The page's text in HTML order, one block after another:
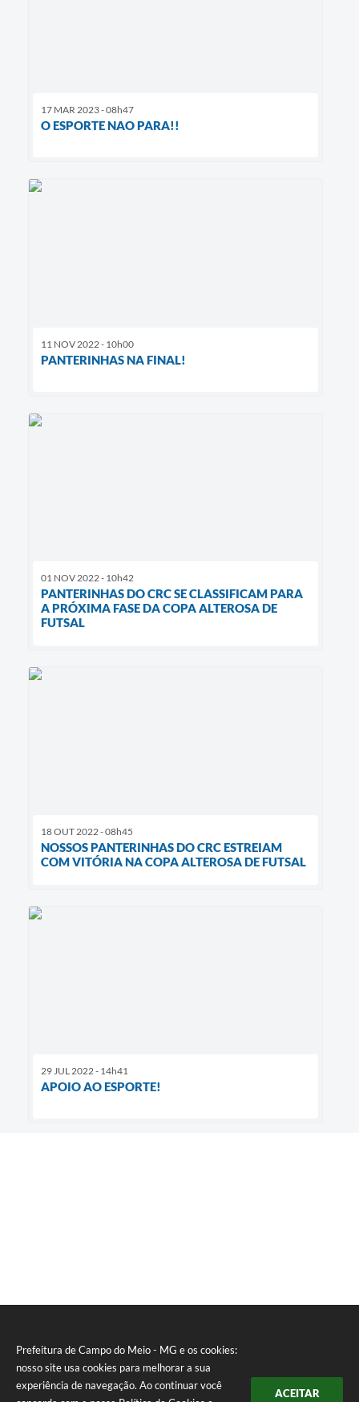
Prefeitura de Campo do Meio - MG e os cookies:
nosso site usa cookies para melhorar a sua
experiência de navegação. Ao continuar você
ACEITAR
17 MAR 2023 - 08h47
O ESPORTE NAO PARA!!
11 NOV 2022 - 10h00
PANTERINHAS NA FINAL!
01 NOV 2022 - 10h42
PANTERINHAS DO CRC SE CLASSIFICAM PARA
A PRÓXIMA FASE DA COPA ALTEROSA DE
FUTSAL
18 OUT 2022 - 08h45
NOSSOS PANTERINHAS DO CRC ESTREIAM
COM VITÓRIA NA COPA ALTEROSA DE FUTSAL
29 JUL 2022 - 14h41
APOIO AO ESPORTE!